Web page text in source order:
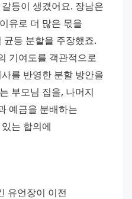
등이 생겼어요. 장남은
유로 더 많은 몫을
등 분할을 주장했죠.
기여도를 객관적으로
를 반영한 분할 방안을
부모님 집을, 나머지
예금을 분배하는
는 합의에
유언장이 이전